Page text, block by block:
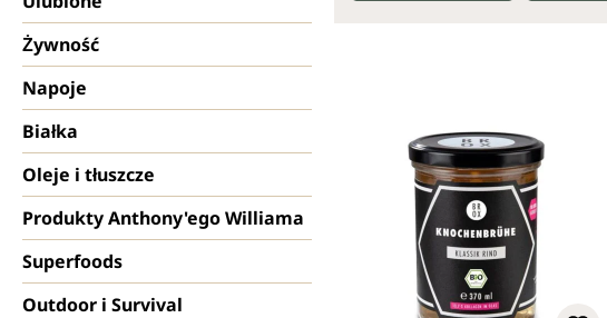
Żywność
Napoje
Białka
Oleje i tłuszcze
Produkty Anthony'ego Williama
Superfoods
Outdoor i Survival